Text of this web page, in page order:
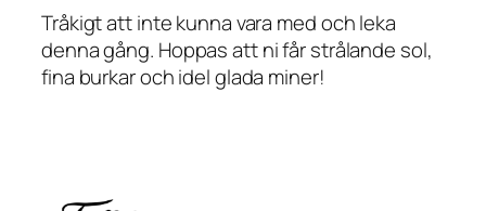
Tråkigt att inte kunna vara med och leka
denna gång. Hoppas att ni får strålande sol,
fina burkar och idel glada miner!